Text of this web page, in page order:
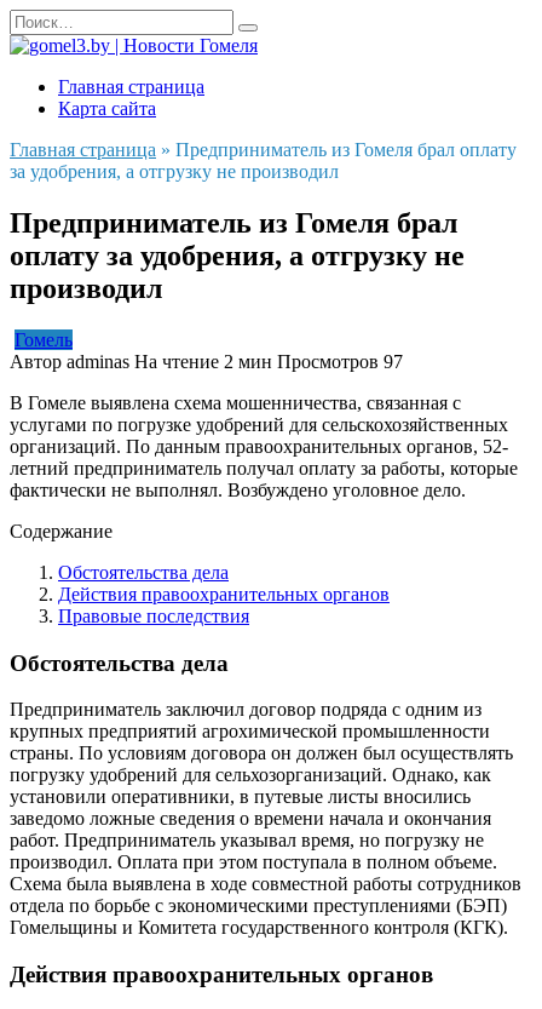
Перейти
к
содержанию
Search
for:
Главная страница
Карта сайта
Главная страница » Предприниматель из Гомеля брал оплату
за удобрения, а отгрузку не производил
Предприниматель из Гомеля брал
оплату за удобрения, а отгрузку не
производил
Гомель
Автор adminas На чтение 2 мин Просмотров 97
В Гомеле выявлена схема мошенничества, связанная с
услугами по погрузке удобрений для сельскохозяйственных
организаций. По данным правоохранительных органов, 52-
летний предприниматель получал оплату за работы, которые
фактически не выполнял. Возбуждено уголовное дело.
Содержание
Обстоятельства дела
Действия правоохранительных органов
Правовые последствия
Обстоятельства дела
Предприниматель заключил договор подряда с одним из
крупных предприятий агрохимической промышленности
страны. По условиям договора он должен был осуществлять
погрузку удобрений для сельхозорганизаций. Однако, как
установили оперативники, в путевые листы вносились
заведомо ложные сведения о времени начала и окончания
работ. Предприниматель указывал время, но погрузку не
производил. Оплата при этом поступала в полном объеме.
Схема была выявлена в ходе совместной работы сотрудников
отдела по борьбе с экономическими преступлениями (БЭП)
Гомельщины и Комитета государственного контроля (КГК).
Действия правоохранительных органов